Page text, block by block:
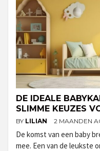
DE IDEALE
SLIMME KEUZES
BY LILIAN 2 MAANDEN
De komst van een baby
mee. Een van de leukste